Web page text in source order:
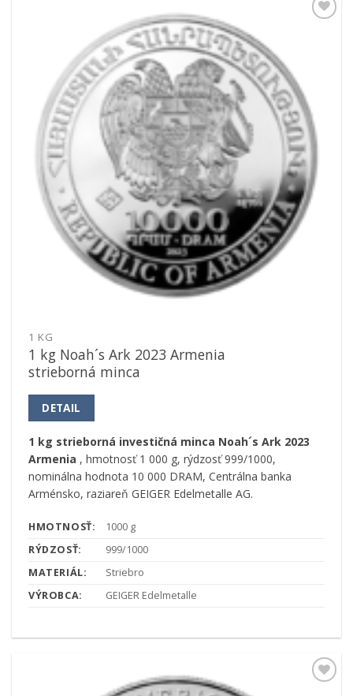
1 KG
1 kg Noah´s Ark 2023 Armenia
strieborná minca
DETAIL
1 kg strieborná investičná minca Noah´s Ark 2023
Armenia , hmotnosť 1 000 g, rýdzosť 999/1000,
nominálna hodnota 10 000 DRAM, Centrálna banka
Arménsko, raziareň GEIGER Edelmetalle AG.
HMOTNOSŤ:
1000 g
RÝDZOSŤ:
999/1000
MATERIÁL:
Striebro
VÝROBCA:
GEIGER Edelmetalle